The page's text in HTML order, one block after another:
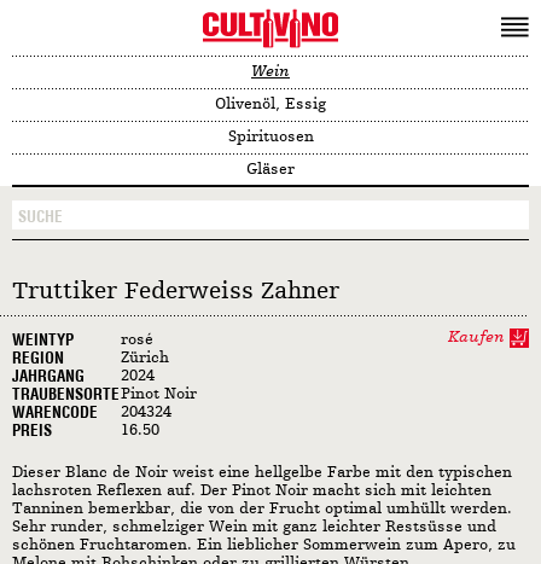
Wein
Olivenöl, Essig
Spirituosen
Gläser
Truttiker Federweiss Zahner
WEINTYP rosé
REGION Zürich
JAHRGANG 2024
TRAUBENSORTEPinot Noir
WARENCODE 204324
PREIS 16.50
Kaufen
Dieser Blanc de Noir weist eine hellgelbe Farbe mit den typischen
lachsroten Reflexen auf. Der Pinot Noir macht sich mit leichten
Tanninen bemerkbar, die von der Frucht optimal umhüllt werden.
Sehr runder, schmelziger Wein mit ganz leichter Restsüsse und
schönen Fruchtaromen. Ein lieblicher Sommerwein zum Apero, zu